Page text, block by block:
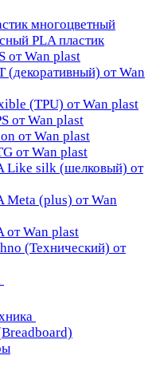
многоцветный
PLA пластик
от Wan plast
(декоративный) от Wan
(TPU) от Wan plast
от Wan plast
от Wan plast
от Wan plast
Like silk (шелковый) от
Meta (plus) от Wan
от Wan plast
(Технический) от